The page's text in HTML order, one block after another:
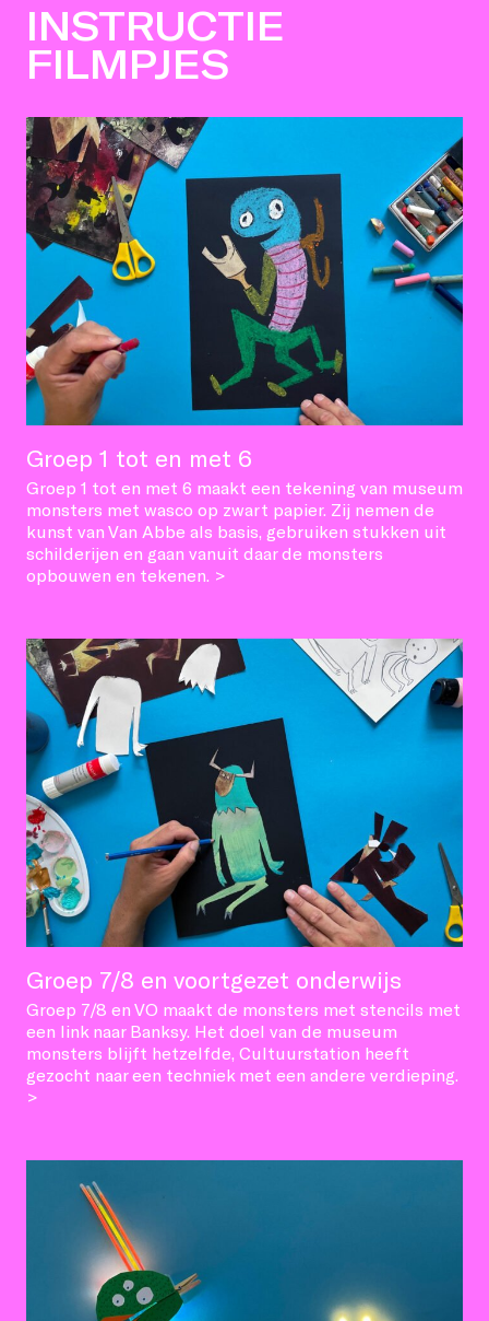
INSTRUCTIE
FILMPJES
Groep 1 tot en met 6
Groep 1 tot en met 6 maakt een tekening van museum
monsters met wasco op zwart papier. Zij nemen de
kunst van Van Abbe als basis, gebruiken stukken uit
schilderijen en gaan vanuit daar de monsters
opbouwen en tekenen. >
Groep 7/8 en voortgezet onderwijs
Groep 7/8 en VO maakt de monsters met stencils met
een link naar Banksy. Het doel van de museum
monsters blijft hetzelfde, Cultuurstation heeft
gezocht naar een techniek met een andere verdieping.
>